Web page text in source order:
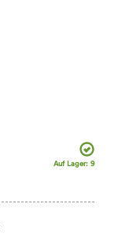
Auf Lager: 9